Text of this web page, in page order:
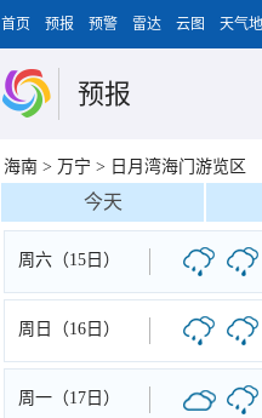
首页 预报 预警 雷达 云图 天气
预报
海南 > 万宁 > 日月湾海门游览区
今天
周六（15日）
周日（16日）
周一（17日）